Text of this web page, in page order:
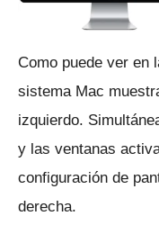
Como puede ver en
sistema Mac
izquierdo.
y las ventanas
configuración de
derecha.